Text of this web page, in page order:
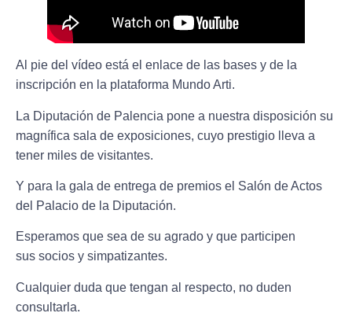
Al pie del vídeo está el enlace de las bases y de la
inscripción en la plataforma Mundo Arti.
La Diputación de Palencia pone a nuestra disposición su
magnífica sala de exposiciones, cuyo prestigio lleva a
tener miles de visitantes.
Y para la gala de entrega de premios el Salón de Actos
del Palacio de la Diputación.
Esperamos que sea de su agrado y que participen
sus socios y simpatizantes.
Cualquier duda que tengan al respecto, no duden
consultarla.